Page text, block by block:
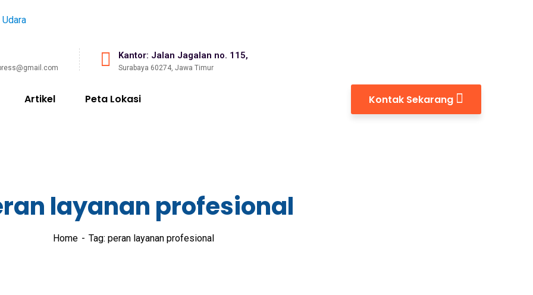
Kantor: Jalan Jagalan no. 115,
Surabaya 60274, Jawa Timur
Artikel Peta Lokasi Kontak Sekarang
layanan profesional
Home Tag: peran layanan profesional